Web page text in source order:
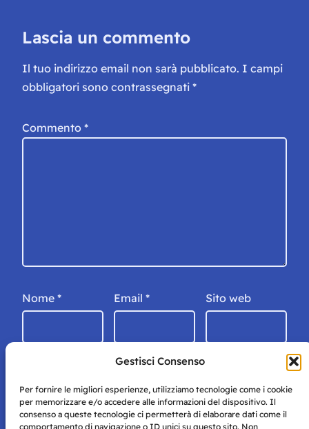
Gestisci Consenso
Per fornire le migliori esperienze, utilizziamo tecnologie come i cookie
per memorizzare e/o accedere alle informazioni del dispositivo. Il
consenso a queste tecnologie ci permetterà di elaborare dati come il
comportamento di navigazione o ID unici su questo sito. Non
Lascia un commento
Il tuo indirizzo email non sarà pubblicato. I campi
obbligatori sono contrassegnati *
Commento *
Nome * Email * Sito web